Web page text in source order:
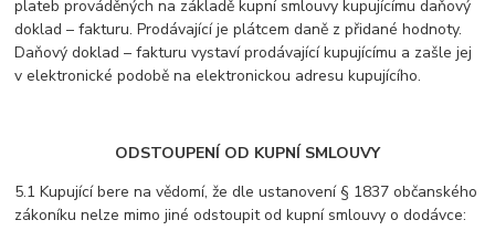
plateb prováděných na základě kupní smlouvy kupujícímu daňový
doklad – fakturu. Prodávající je plátcem daně z přidané hodnoty.
Daňový doklad – fakturu vystaví prodávající kupujícímu a zašle jej
v elektronické podobě na elektronickou adresu kupujícího.
ODSTOUPENÍ OD KUPNÍ SMLOUVY
5.1 Kupující bere na vědomí, že dle ustanovení § 1837 občanského
zákoníku nelze mimo jiné odstoupit od kupní smlouvy o dodávce: